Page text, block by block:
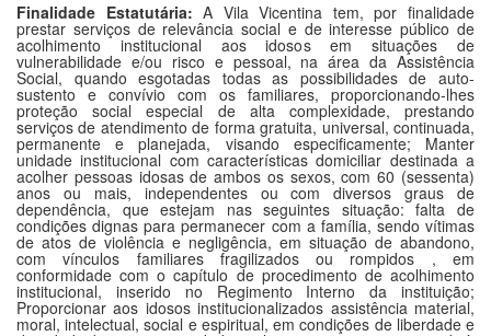
Finalidade Estatutária: A Vila Vicentina tem, por finalidade
prestar serviços de relevância social e de interesse público de
acolhimento institucional aos idosos em situações de
vulnerabilidade e/ou risco e pessoal, na área da Assistência
Social, quando esgotadas todas as possibilidades de auto-
sustento e convívio com os familiares, proporcionando-lhes
proteção social especial de alta complexidade, prestando
serviços de atendimento de forma gratuita, universal, continuada,
permanente e planejada, visando especificamente; Manter
unidade institucional com características domiciliar destinada a
acolher pessoas idosas de ambos os sexos, com 60 (sessenta)
anos ou mais, independentes ou com diversos graus de
dependência, que estejam nas seguintes situação: falta de
condições dignas para permanecer com a família, sendo vítimas
de atos de violência e negligência, em situação de abandono,
com vínculos familiares fragilizados ou rompidos , em
conformidade com o capítulo de procedimento de acolhimento
institucional, inserido no Regimento Interno da instituição;
Proporcionar aos idosos institucionalizados assistência material,
moral, intelectual, social e espiritual, em condições de liberdade e